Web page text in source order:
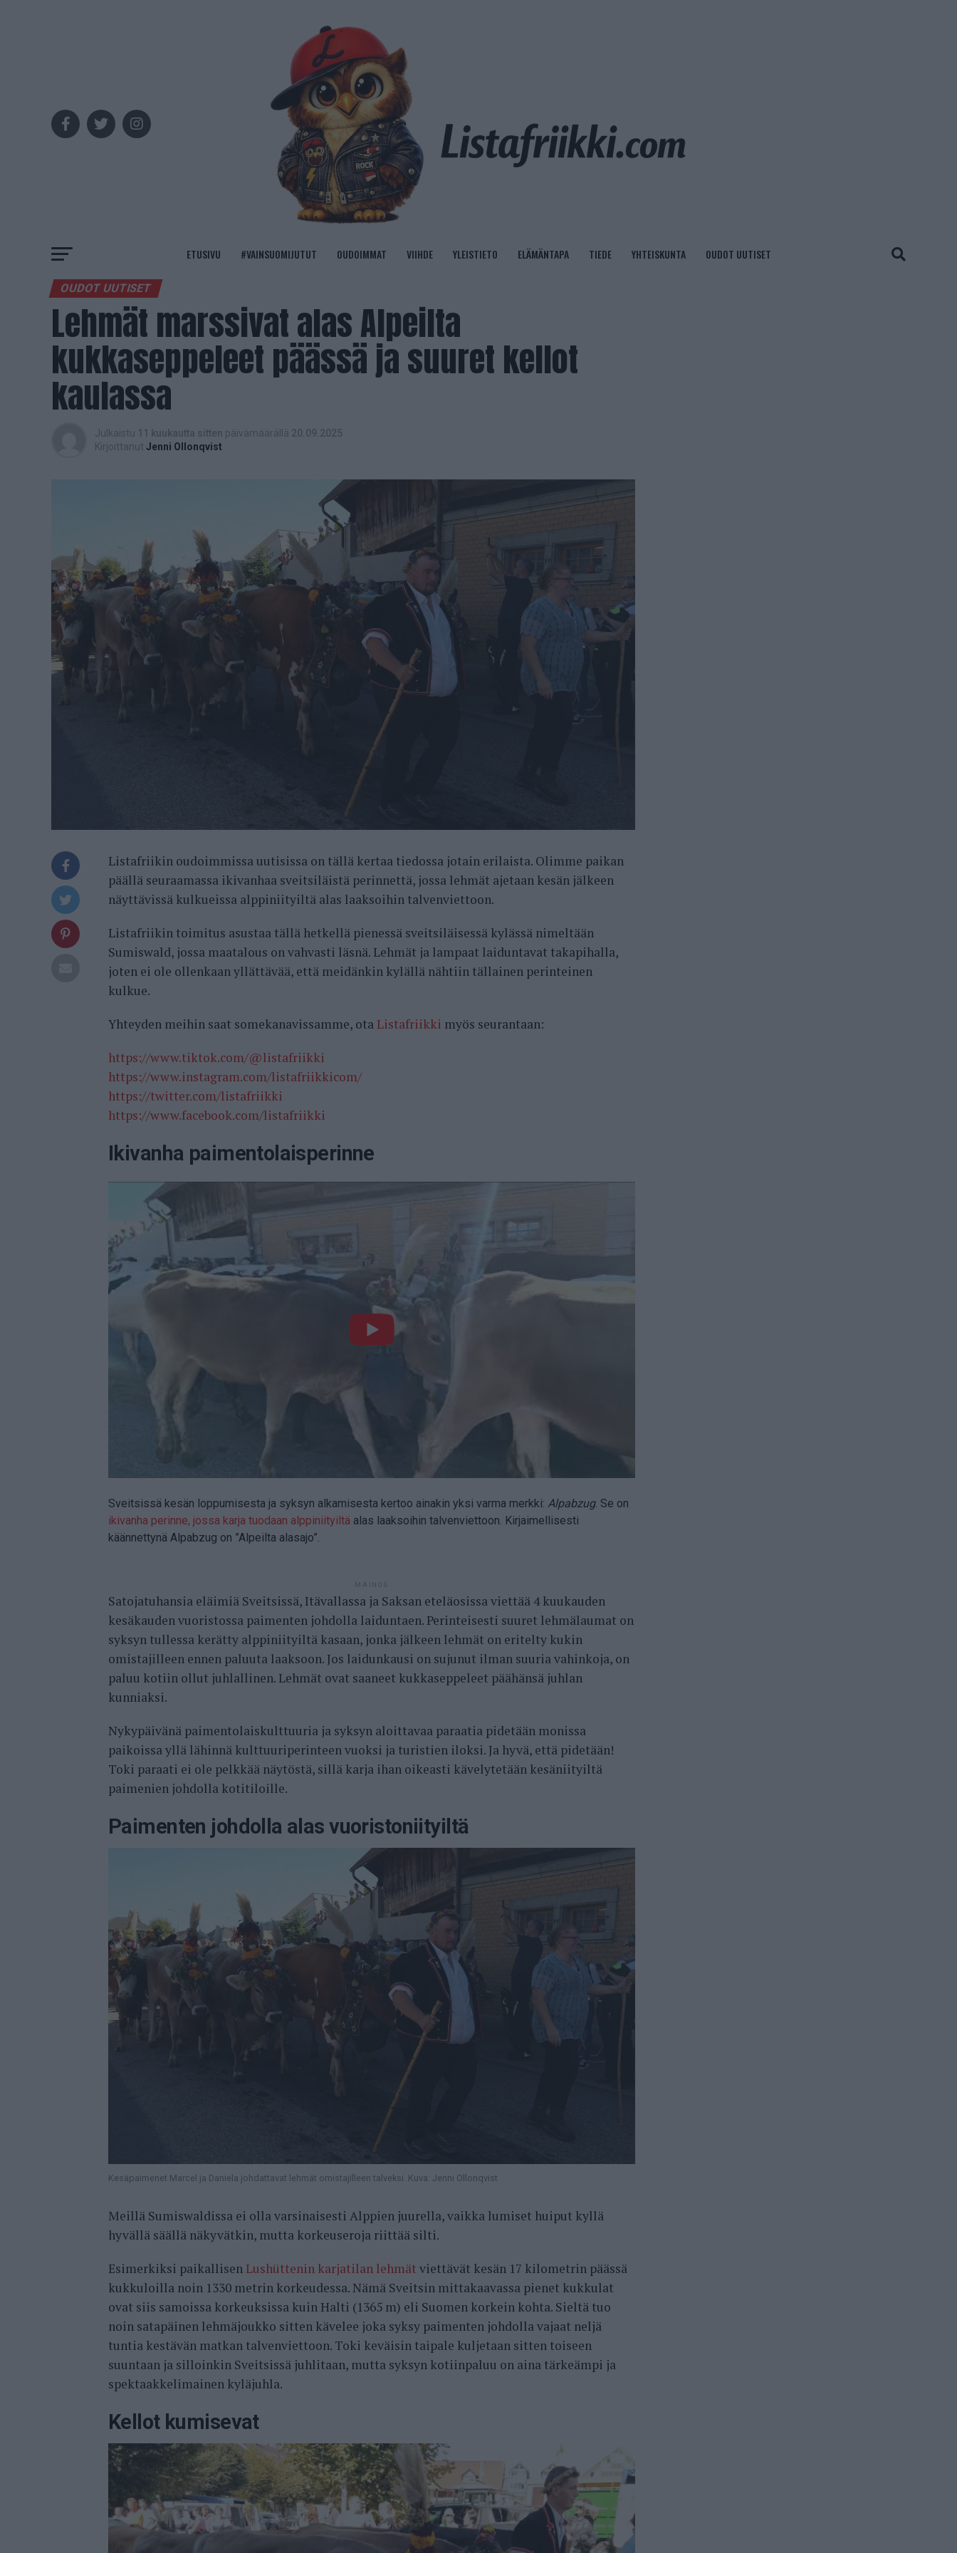
ETUSIVU #VAINSUOMIJUTUT OUDOIMMAT VIIHDE YLEISTIETO ELÄMÄNTAPA TIEDE YHTEISKUNTA OUDOT UUTISET
OUDOT UUTISET
Lehmät marssivat alas Alpeilta
kukkaseppeleet päässä ja suuret kellot
kaulassa
Julkaistu 11 kuukautta sitten päivämäärällä 20.09.2025
Kirjoittanut Jenni Ollonqvist
Listafriikin oudoimmissa uutisissa on tällä kertaa tiedossa jotain erilaista. Olimme paikan
päällä seuraamassa ikivanhaa sveitsiläistä perinnettä, jossa lehmät ajetaan kesän jälkeen
näyttävissä kulkueissa alppiniityiltä alas laaksoihin talvenviettoon.
Listafriikin toimitus asustaa tällä hetkellä pienessä sveitsiläisessä kylässä nimeltään
Sumiswald, jossa maatalous on vahvasti läsnä. Lehmät ja lampaat laiduntavat takapihalla,
joten ei ole ollenkaan yllättävää, että meidänkin kylällä nähtiin tällainen perinteinen
kulkue.
Yhteyden meihin saat somekanavissamme, ota Listafriikki myös seurantaan:
https://www.tiktok.com/@listafriikki
https://www.instagram.com/listafriikkicom/
https://twitter.com/listafriikki
https://www.facebook.com/listafriikki
Ikivanha paimentolaisperinne
Sveitsissä kesän loppumisesta ja syksyn alkamisesta kertoo ainakin yksi varma merkki: Alpabzug. Se on
ikivanha perinne, jossa karja tuodaan alppiniityiltä alas laaksoihin talvenviettoon. Kirjaimellisesti
käännettynä Alpabzug on ”Alpeilta alasajo”.
MAINOS
Satojatuhansia eläimiä Sveitsissä, Itävallassa ja Saksan eteläosissa viettää 4 kuukauden
kesäkauden vuoristossa paimenten johdolla laiduntaen. Perinteisesti suuret lehmälaumat on
syksyn tullessa kerätty alppiniityiltä kasaan, jonka jälkeen lehmät on eritelty kukin
omistajilleen ennen paluuta laaksoon. Jos laidunkausi on sujunut ilman suuria vahinkoja, on
paluu kotiin ollut juhlallinen. Lehmät ovat saaneet kukkaseppeleet päähänsä juhlan
kunniaksi.
Nykypäivänä paimentolaiskulttuuria ja syksyn aloittavaa paraatia pidetään monissa
paikoissa yllä lähinnä kulttuuriperinteen vuoksi ja turistien iloksi. Ja hyvä, että pidetään!
Toki paraati ei ole pelkkää näytöstä, sillä karja ihan oikeasti kävelytetään kesäniityiltä
paimenien johdolla kotitiloille.
Paimenten johdolla alas vuoristoniityiltä
Kesäpaimenet Marcel ja Daniela johdattavat lehmät omistajilleen talveksi. Kuva: Jenni Ollonqvist
Meillä Sumiswaldissa ei olla varsinaisesti Alppien juurella, vaikka lumiset huiput kyllä
hyvällä säällä näkyvätkin, mutta korkeuseroja riittää silti.
Esimerkiksi paikallisen Lushüttenin karjatilan lehmät viettävät kesän 17 kilometrin päässä
kukkuloilla noin 1330 metrin korkeudessa. Nämä Sveitsin mittakaavassa pienet kukkulat
ovat siis samoissa korkeuksissa kuin Halti (1365 m) eli Suomen korkein kohta. Sieltä tuo
noin satapäinen lehmäjoukko sitten kävelee joka syksy paimenten johdolla vajaat neljä
tuntia kestävän matkan talvenviettoon. Toki keväisin taipale kuljetaan sitten toiseen
suuntaan ja silloinkin Sveitsissä juhlitaan, mutta syksyn kotiinpaluu on aina tärkeämpi ja
spektaakkelimainen kyläjuhla.
Kellot kumisevat